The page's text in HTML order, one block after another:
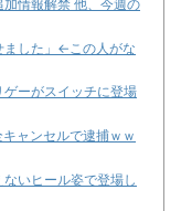
加情報解禁 他、今週の
ました」←この人がな
ゲーがスイッチに登場
ャンセルで逮捕ｗｗ
ないヒール姿で登場し